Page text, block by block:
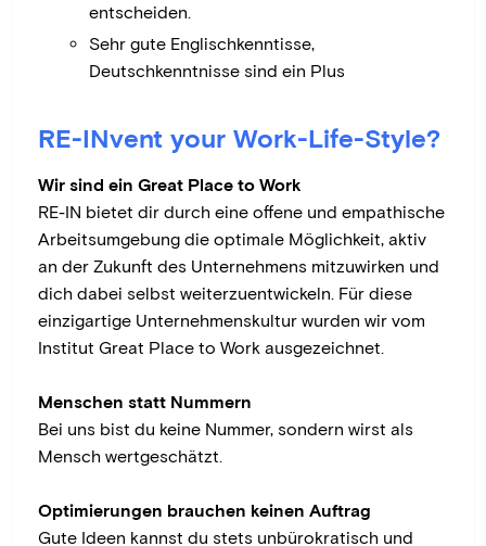
entscheiden.
Sehr gute Englischkenntisse,
Deutschkenntnisse sind ein Plus
RE-INvent your Work-Life-Style?
Wir sind ein Great Place to Work
RE-IN bietet dir durch eine offene und empathische
Arbeitsumgebung die optimale Möglichkeit, aktiv
an der Zukunft des Unternehmens mitzuwirken und
dich dabei selbst weiterzuentwickeln. Für diese
einzigartige Unternehmenskultur wurden wir vom
Institut Great Place to Work ausgezeichnet.
Menschen statt Nummern
Bei uns bist du keine Nummer, sondern wirst als
Mensch wertgeschätzt.
Optimierungen brauchen keinen Auftrag
Gute Ideen kannst du stets unbürokratisch und